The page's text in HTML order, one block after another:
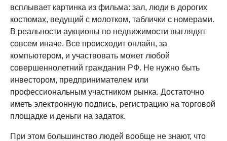
всплывает картинка из фильма: зал, люди в дорогих
костюмах, ведущий с молотком, таблички с номерами.
В реальности аукционы по недвижимости выглядят
совсем иначе. Все происходит онлайн, за
компьютером, и участвовать может любой
совершеннолетний гражданин РФ. Не нужно быть
инвестором, предпринимателем или
профессиональным участником рынка. Достаточно
иметь электронную подпись, регистрацию на торговой
площадке и деньги на задаток.
При этом большинство людей вообще не знают, что